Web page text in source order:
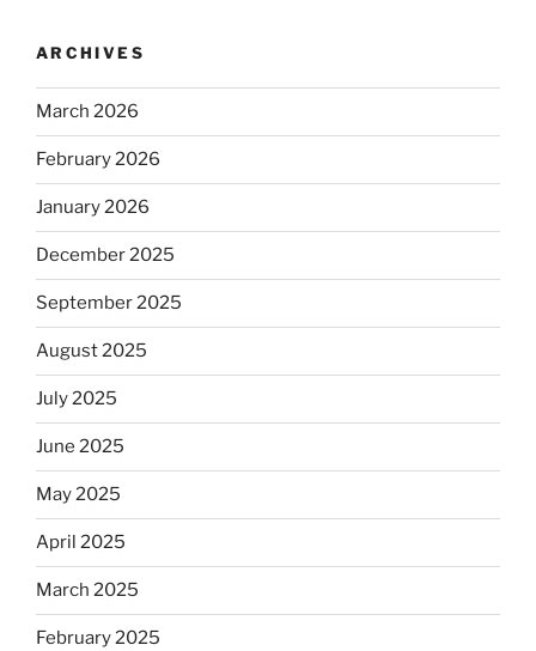
ARCHIVES
March 2026
February 2026
January 2026
December 2025
September 2025
August 2025
July 2025
June 2025
May 2025
April 2025
March 2025
February 2025